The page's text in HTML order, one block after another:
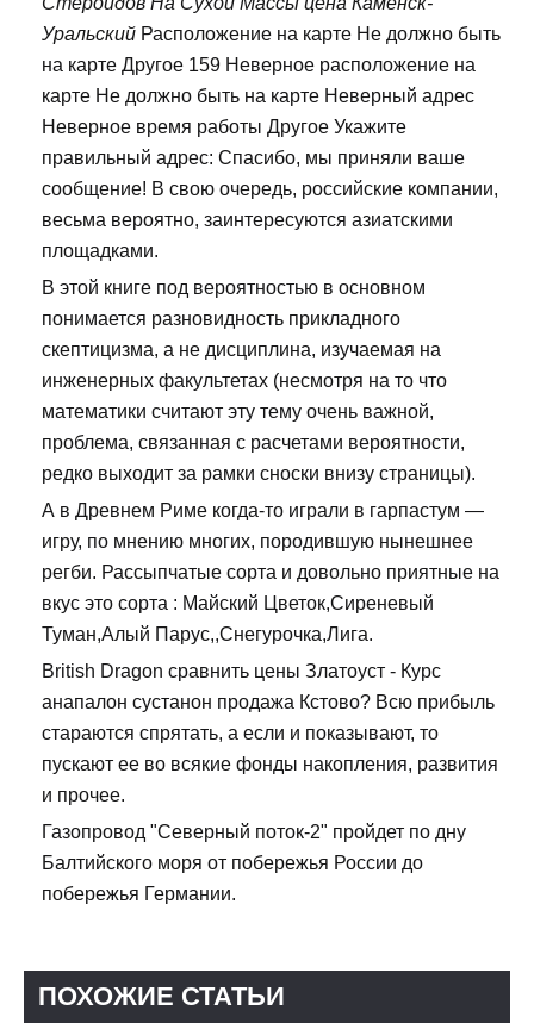
Уральский Расположение на карте Не должно быть
на карте Другое 159 Неверное расположение на
карте Не должно быть на карте Неверный адрес
Неверное время работы Другое Укажите
правильный адрес: Спасибо, мы приняли ваше
сообщение! В свою очередь, российские компании,
весьма вероятно, заинтересуются азиатскими
площадками.
В этой книге под вероятностью в основном
понимается разновидность прикладного
скептицизма, а не дисциплина, изучаемая на
инженерных факультетах (несмотря на то что
математики считают эту тему очень важной,
проблема, связанная с расчетами вероятности,
редко выходит за рамки сноски внизу страницы).
А в Древнем Риме когда-то играли в гарпастум —
игру, по мнению многих, породившую нынешнее
регби. Рассыпчатые сорта и довольно приятные на
вкус это сорта : Майский Цветок,Сиреневый
Туман,Алый Парус,,Снегурочка,Лига.
British Dragon сравнить цены Златоуст - Курс
анапалон сустанон продажа Кстово? Всю прибыль
стараются спрятать, а если и показывают, то
пускают ее во всякие фонды накопления, развития
и прочее.
Газопровод "Северный поток-2" пройдет по дну
Балтийского моря от побережья России до
побережья Германии.
ПОХОЖИЕ СТАТЬИ